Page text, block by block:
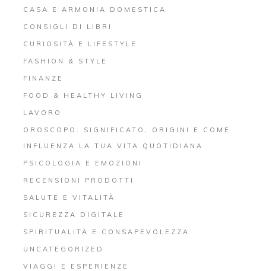
CASA E ARMONIA DOMESTICA
CONSIGLI DI LIBRI
CURIOSITÀ E LIFESTYLE
FASHION & STYLE
FINANZE
FOOD & HEALTHY LIVING
LAVORO
OROSCOPO: SIGNIFICATO, ORIGINI E COME
INFLUENZA LA TUA VITA QUOTIDIANA
PSICOLOGIA E EMOZIONI
RECENSIONI PRODOTTI
SALUTE E VITALITÀ
SICUREZZA DIGITALE
SPIRITUALITÀ E CONSAPEVOLEZZA
UNCATEGORIZED
VIAGGI E ESPERIENZE